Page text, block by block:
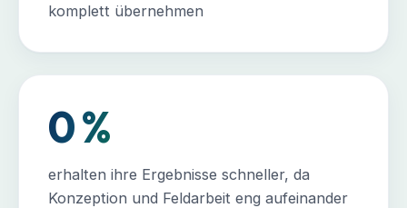
komplett übernehmen
0%
erhalten ihre Ergebnisse schneller, da
Konzeption und Feldarbeit eng aufeinander